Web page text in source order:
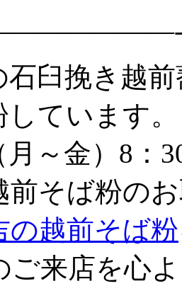
石臼挽き越
ています。
月～金）8：
前そば粉の
の越前そば粉
ご来店を心